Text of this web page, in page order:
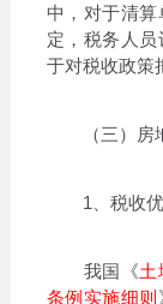
中，对于清
定，税务人
于对税收政策
（三）房地
1、税收优
我国《土
条例实施细则